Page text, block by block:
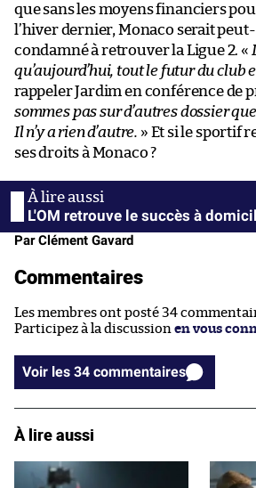
que sans les moyens financiers
l’hiver dernier, Monaco serait
condamné à retrouver la Ligue 2. «
qu’aujourd’hui, tout le futur du club
rappeler Jardim en conférence de
sommes pas sur d’autres dossier
Il n’y a rien d’autre. » Et si le sportif
ses droits à Monaco ?
L'OM retrouve le succès à
Par Clément Gavard
Commentaires
Les membres ont posté 34
Participez à la discussion en vous
Voir les 34 commentaires
À lire aussi